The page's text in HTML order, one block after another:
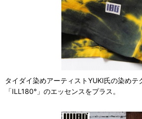
タイダイ染めアーティストYUKI氏の染めテ
「ILL180°」のエッセンスをプラス。